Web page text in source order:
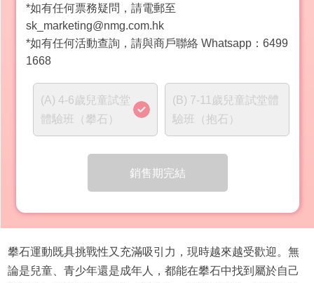
*如有任何票務疑問，請電郵至
sk_marketing@nmg.com.hk
*如有任何活動查詢，請與商戶聯絡 Whatsapp：6499
1668
(A) 4-6歲兒童試堂
體驗班（攀石）
(B) 7-11歲兒童試堂體
驗班（抱石）
銷售期完結
攀石運動既具挑戰性又充滿吸引力，現時越來越受歡迎。無
論是兒童、青少年還是成年人，都能在攀石中找到屬於自己